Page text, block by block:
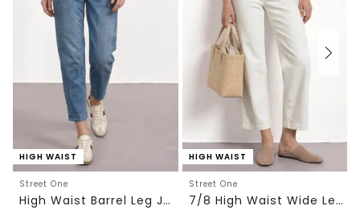
HIGH WAIST
Street One
High Waist Barrel Leg Jeans im Loose Fit
HIGH WAIST
Street One
7/8 High Waist Wide Leg Jeans im Loose Fit